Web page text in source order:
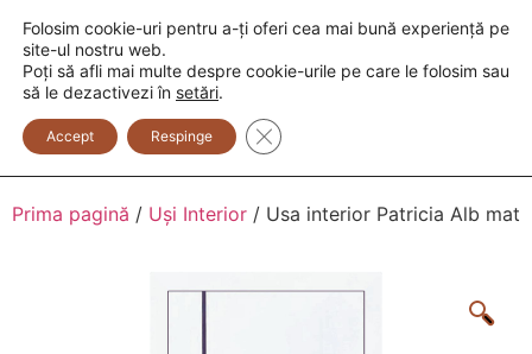
+373 600 888 33 +373 600 888 44
0
Prima pagină / Uși Interior / Usa interior Patricia Alb mat
Folosim cookie-uri pentru a-ți oferi cea mai bună experiență pe
site-ul nostru web.
Poți să afli mai multe despre cookie-urile pe care le folosim sau
să le dezactivezi în setări.
Accept Respinge Close GDPR Cookie Banner